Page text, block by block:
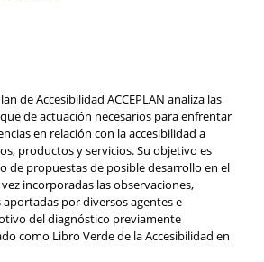
de Accesibilidad ACCEPLAN analiza las
de actuación necesarios para enfrentar
en relación con la accesibilidad a
productos y servicios. Su objetivo es
de propuestas de posible desarrollo en el
incorporadas las observaciones,
aportadas por diversos agentes e
del diagnóstico previamente
como Libro Verde de la Accesibilidad en